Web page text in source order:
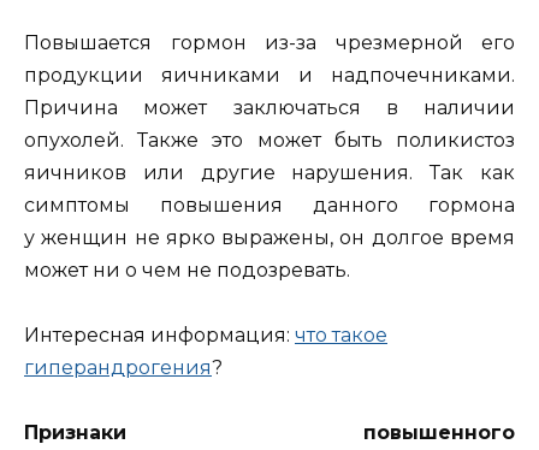
Повышается гормон из-за чрезмерной его
продукции яичниками и надпочечниками.
Причина может заключаться в наличии
опухолей. Также это может быть поликистоз
яичников или другие нарушения. Так как
симптомы повышения данного гормона
у женщин не ярко выражены, он долгое время
может ни о чем не подозревать.
Интересная информация: что такое
гиперандрогения?
Признаки повышенного